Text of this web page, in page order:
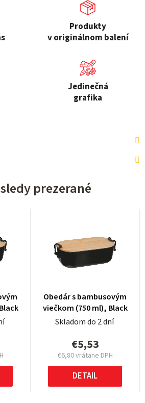
Produkty
v originálnom balení
Jedinečná
grafika
prezerané
Obedár s bambusovým
viečkom (750 ml), Black
Skladom do 2 dní
€5,53
€6,80 vrátane DPH
Jednotková
cena:
DETAIL